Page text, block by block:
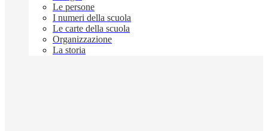
Le persone
I numeri della scuola
Le carte della scuola
Organizzazione
La storia